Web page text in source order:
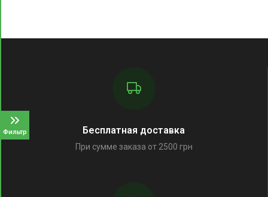
Фильтр Бесплатная доставка
При сумме заказа от 2500 грн